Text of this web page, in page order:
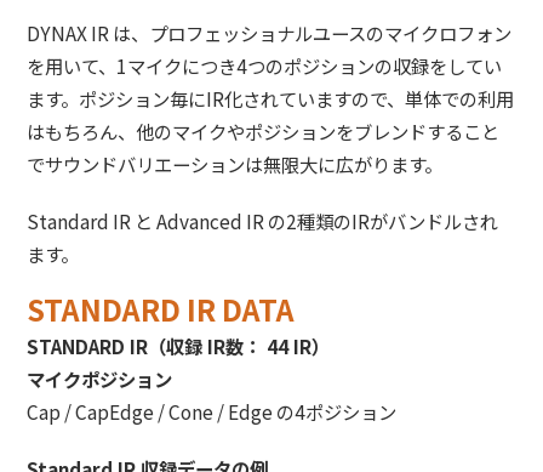
DYNAX IR は、プロフェッショナルユースのマイクロフォン
を用いて、1マイクにつき4つのポジションの収録をしてい
ます。ポジション毎にIR化されていますので、単体での利用
はもちろん、他のマイクやポジションをブレンドすること
でサウンドバリエーションは無限大に広がります。
Standard IR と Advanced IR の2種類のIRがバンドルされ
ます。
STANDARD IR DATA
STANDARD IR（収録 IR数： 44 IR）
マイクポジション
Cap / CapEdge / Cone / Edge の4ポジション